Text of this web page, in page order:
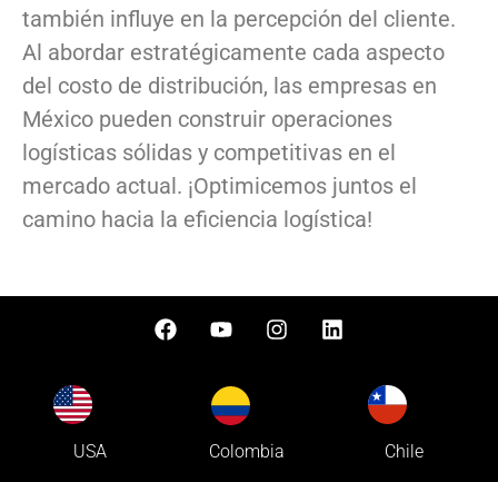
también influye en la percepción del cliente.
Al abordar estratégicamente cada aspecto
del costo de distribución, las empresas en
México pueden construir operaciones
logísticas sólidas y competitivas en el
mercado actual. ¡Optimicemos juntos el
camino hacia la eficiencia logística!
USA Colombia Chile